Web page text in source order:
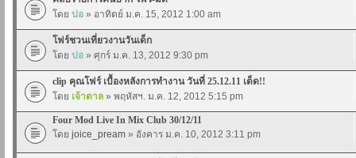
โดย ปอ » อาทิตย์ ม.ค. 15, 2012 1:00 am
โฟร์ชวนเที่ยวงานวันเด็ก
โดย ปอ » ศุกร์ ม.ค. 13, 2012 9:30 pm
clip คุณโฟร์ เบื้องหลังการทำงาน วันที่ 25.12.11 เด็ด!!
โดย เจ้าตาล » พฤหัสฯ. ม.ค. 12, 2012 5:15 pm
Four Mod Live In Mix Club 30/12/11
โดย joice_pream » อังคาร ม.ค. 10, 2012 3:11 pm